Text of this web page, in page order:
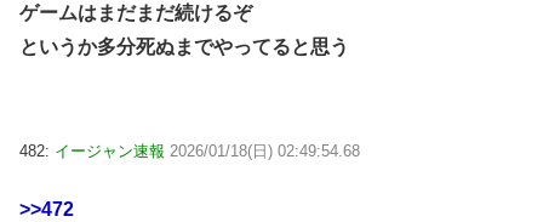
ゲームはまだまだ続けるぞ
というか多分死ぬまでやってると思う
482: イージャン速報 2026/01/18(日) 02:49:54.68
>>472